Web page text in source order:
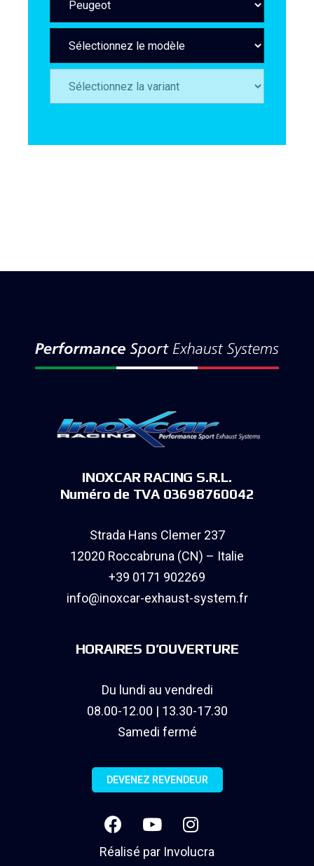
INOXCAR RACING S.R.L.
Numéro de TVA 03698760042
Strada Hans Clemer 237
12020 Roccabruna (CN) – Italie
+39 0171 902269
info@inoxcar-exhaust-system.fr
HORAIRES D’OUVERTURE
Du lundi au vendredi
08.00-12.00 | 13.30-17.30
Samedi fermé
DEVENEZ REVENDEUR
Réalisé par Involucra